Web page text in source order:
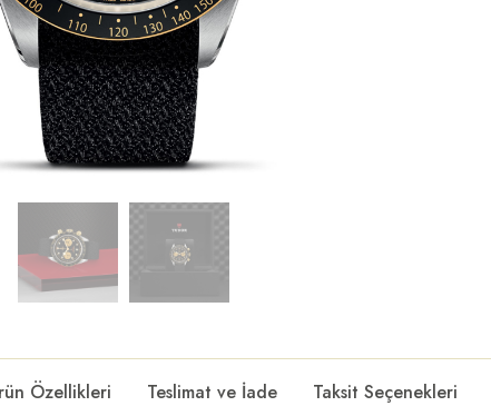
Özellikleri Teslimat ve İade Taksit Seçenekleri